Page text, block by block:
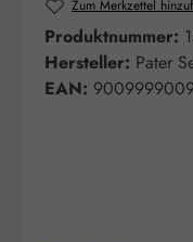
Zum Merkzettel
Produktnummer:
Hersteller: Pater
EAN: